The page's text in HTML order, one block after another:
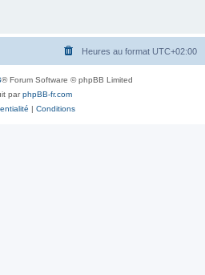
Heures au format UTC+02:00
® Forum Software © phpBB Limited
parphpBB-fr.com
| Conditions